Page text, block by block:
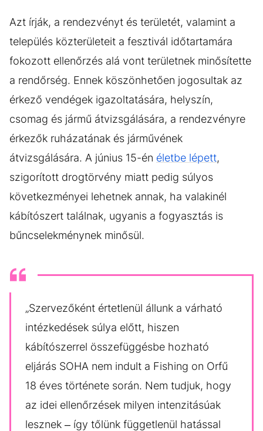
Azt írják, a rendezvényt és területét, valamint a
település közterületeit a fesztivál időtartamára
fokozott ellenőrzés alá vont területnek minősítette
a rendőrség. Ennek köszönhetően jogosultak az
érkező vendégek igazoltatására, helyszín,
csomag és jármű átvizsgálására, a rendezvényre
érkezők ruházatának és járművének
átvizsgálására. A június 15-én életbe lépett,
szigorított drogtörvény miatt pedig súlyos
következményei lehetnek annak, ha valakinél
kábítószert találnak, ugyanis a fogyasztás is
bűncselekménynek minősül.
„Szervezőként értetlenül állunk a várható
intézkedések súlya előtt, hiszen
kábítószerrel összefüggésbe hozható
eljárás SOHA nem indult a Fishing on Orfű
18 éves története során. Nem tudjuk, hogy
az idei ellenőrzések milyen intenzitásúak
lesznek – így tőlünk függetlenül hatással